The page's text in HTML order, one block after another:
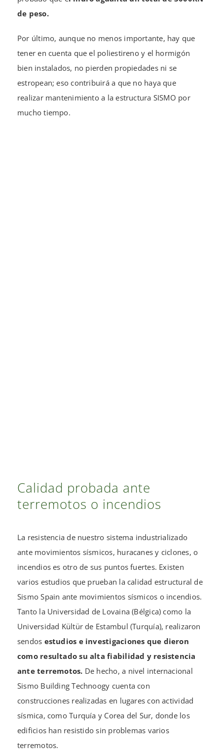
de peso.
Por último, aunque no menos importante, hay que
tener en cuenta que el poliestireno y el hormigón
bien instalados, no pierden propiedades ni se
estropean; eso contribuirá a que no haya que
realizar mantenimiento a la estructura SISMO por
mucho tiempo.
Calidad probada ante
terremotos o incendios
La resistencia de nuestro sistema industrializado
ante movimientos sísmicos, huracanes y ciclones, o
incendios es otro de sus puntos fuertes. Existen
varios estudios que prueban la calidad estructural de
Sismo Spain ante movimientos sísmicos o incendios.
Tanto la Universidad de Lovaina (Bélgica) como la
Universidad Kültür de Estambul (Turquía), realizaron
sendos estudios e investigaciones que dieron
como resultado su alta fiabilidad y resistencia
ante terremotos. De hecho, a nivel internacional
Sismo Building Technoogy cuenta con
construcciones realizadas en lugares con actividad
sísmica, como Turquía y Corea del Sur, donde los
edificios han resistido sin problemas varios
terremotos.